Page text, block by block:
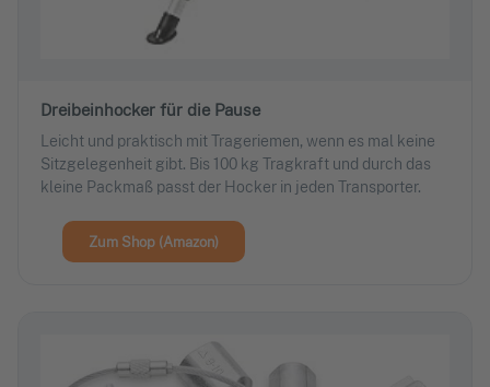
Dreibeinhocker für die Pause
Leicht und praktisch mit Trageriemen, wenn es mal keine
Sitzgelegenheit gibt. Bis 100 kg Tragkraft und durch das
kleine Packmaß passt der Hocker in jeden Transporter.
Zum Shop (Amazon)